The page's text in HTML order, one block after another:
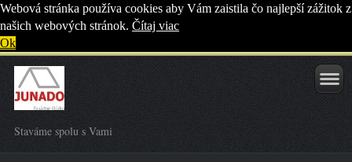
Webová stránka používa cookies aby Vám zaistila čo najlepší zážitok z
našich webových stránok. Čítaj viac
Ok
Staváme spolu s Vami